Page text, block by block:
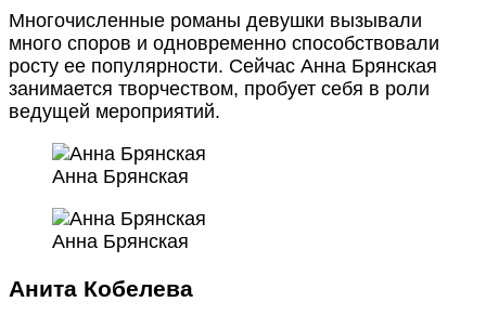
Многочисленные романы девушки вызывали
много споров и одновременно способствовали
росту ее популярности. Сейчас Анна Брянская
занимается творчеством, пробует себя в роли
ведущей мероприятий.
Анна Брянская
Анна Брянская
Анита Кобелева